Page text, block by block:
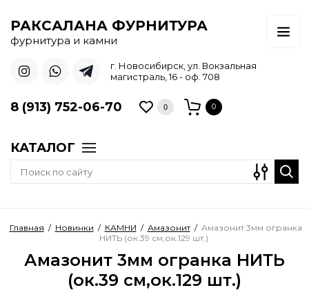
РАКСАЛАНА ФУРНИТУРА
фурнитура и камни
г. Новосибирск, ул. Вокзальная
магистраль, 16 - оф. 708
8 (913) 752-06-70 0 0
КАТАЛОГ
Главная / Новинки / КАМНИ / Амазонит / Амазонит 3мм огранка
НИТЬ (ок.39 см,ок.129 шт.)
Амазонит 3мм огранка НИТЬ
(ок.39 см,ок.129 шт.)